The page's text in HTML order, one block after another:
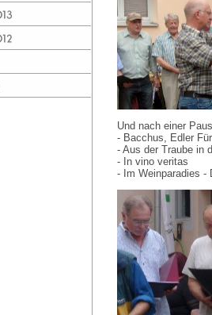
Und nach einer
- Bacchus, Edler
- Aus der Traube in
- In vino veritas
- Im Weinparadies -